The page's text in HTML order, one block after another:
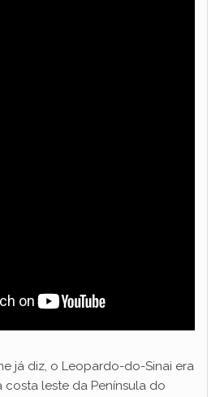
já diz, o Leopardo-do-Sinai era
leste da Península do